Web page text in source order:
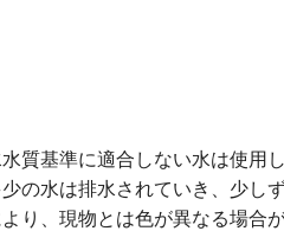
質基準に適合しない水は使用
の水は排水されていき、少し
り、現物とは色が異なる場合が